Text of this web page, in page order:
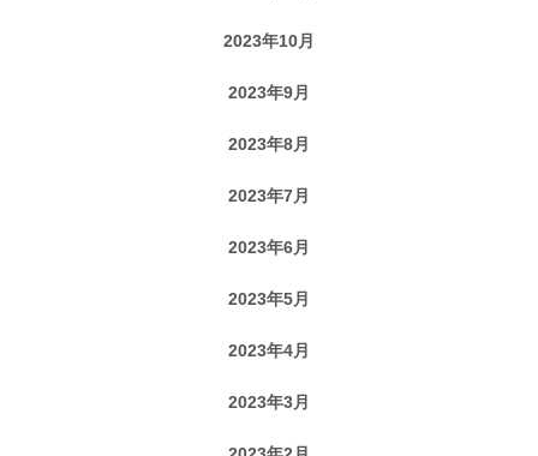
2023年10月
2023年9月
2023年8月
2023年7月
2023年6月
2023年5月
2023年4月
2023年3月